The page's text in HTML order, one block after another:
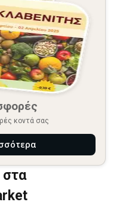
κοντά σας
στα